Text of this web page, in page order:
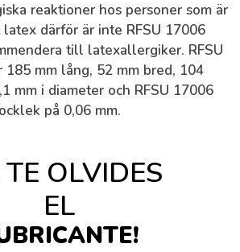
reaktioner hos personer som är
därför är inte RFSU 17006
till latexallergiker. RFSU
185 mm lång, 52 mm bred, 104
mm i diameter och RFSU 17006
på 0,06 mm.
OLVIDES
EL